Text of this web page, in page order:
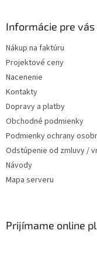
Informácie pre vás
Nákup na faktúru
Projektové ceny
Nacenenie
Kontakty
Dopravy a platby
Obchodné podmienky
Podmienky ochrany
Odstúpenie od zmluvy /
Návody
Mapa serveru
Prijímame online